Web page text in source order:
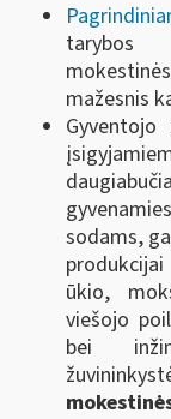
tarybos
mažesnis
sodams,
ūkio,
viešojo
bei